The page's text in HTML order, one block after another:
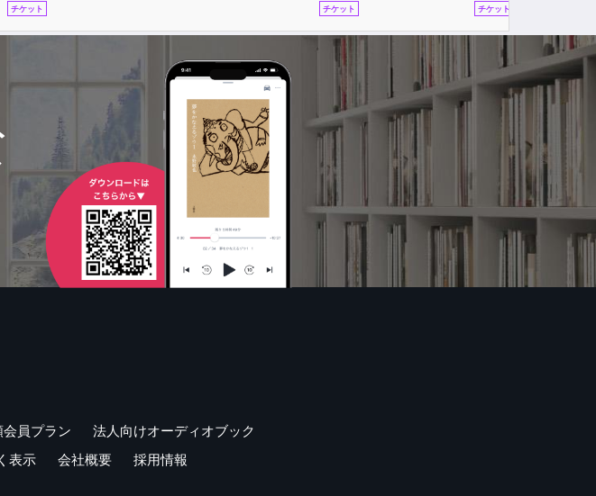
チケット チケット チケット
会員プラン
法人向けオーディオブック
表示 会社概要 採用情報